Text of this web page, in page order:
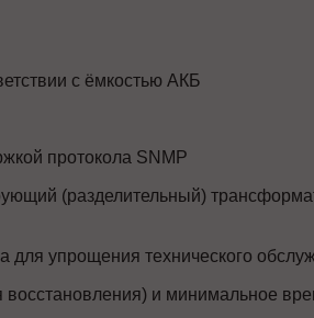
с ёмкостью АКБ
протокола SNMP
(разделительный)
для упрощения технического
и минимальное